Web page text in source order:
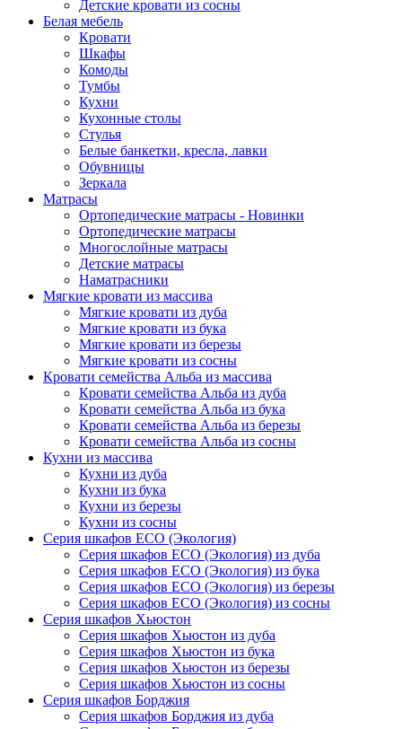
Детские кровати из сосны
Белая мебель
Кровати
Шкафы
Комоды
Тумбы
Кухни
Кухонные столы
Стулья
Белые банкетки, кресла, лавки
Обувницы
Зеркала
Матрасы
Ортопедические матрасы - Новинки
Ортопедические матрасы
Многослойные матрасы
Детские матрасы
Наматрасники
Мягкие кровати из массива
Мягкие кровати из дуба
Мягкие кровати из бука
Мягкие кровати из березы
Мягкие кровати из сосны
Кровати семейства Альба из массива
Кровати семейства Альба из дуба
Кровати семейства Альба из бука
Кровати семейства Альба из березы
Кровати семейства Альба из сосны
Кухни из массива
Кухни из дуба
Кухни из бука
Кухни из березы
Кухни из сосны
Серия шкафов ECO (Экология)
Серия шкафов ECO (Экология) из дуба
Серия шкафов ECO (Экология) из бука
Серия шкафов ECO (Экология) из березы
Серия шкафов ECO (Экология) из сосны
Серия шкафов Хьюстон
Серия шкафов Хьюстон из дуба
Серия шкафов Хьюстон из бука
Серия шкафов Хьюстон из березы
Серия шкафов Хьюстон из сосны
Серия шкафов Борджия
Серия шкафов Борджия из дуба